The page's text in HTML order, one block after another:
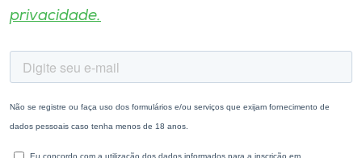
privacidade.